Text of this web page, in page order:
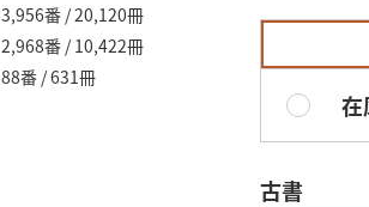
3,956番 / 20,120冊
2,968番 / 10,422冊
88番 / 631冊
在
古書